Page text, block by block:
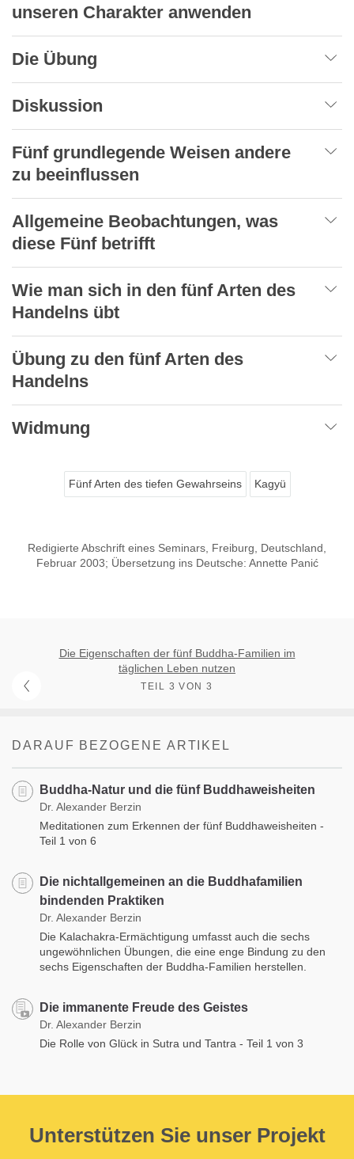
unseren Charakter anwenden
Die Übung
Diskussion
Fünf grundlegende Weisen andere
zu beeinflussen
Allgemeine Beobachtungen, was
diese Fünf betrifft
Wie man sich in den fünf Arten des
Handelns übt
Übung zu den fünf Arten des
Handelns
Widmung
Fünf Arten des tiefen Gewahrseins Kagyü
Redigierte Abschrift eines Seminars, Freiburg, Deutschland,
Februar 2003; Übersetzung ins Deutsche: Annette Panić
Die Eigenschaften der fünf Buddha-Familien im
täglichen Leben nutzen
TEIL 3 VON 3
DARAUF BEZOGENE ARTIKEL
Buddha-Natur und die fünf Buddhaweisheiten
Dr. Alexander Berzin
Meditationen zum Erkennen der fünf Buddhaweisheiten -
Teil 1 von 6
Die nichtallgemeinen an die Buddhafamilien
bindenden Praktiken
Dr. Alexander Berzin
Die Kalachakra-Ermächtigung umfasst auch die sechs
ungewöhnlichen Übungen, die eine enge Bindung zu den
sechs Eigenschaften der Buddha-Familien herstellen.
Die immanente Freude des Geistes
Dr. Alexander Berzin
Die Rolle von Glück in Sutra und Tantra - Teil 1 von 3
Unterstützen Sie unser Projekt